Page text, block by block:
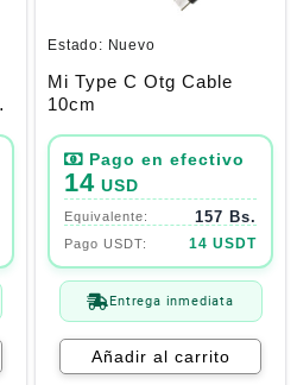
Estado: Nuevo
Mi Type C Otg Cable
10cm
14 USD
157 Bs.
14 USDT
Entrega inmediata
Añadir al carrito